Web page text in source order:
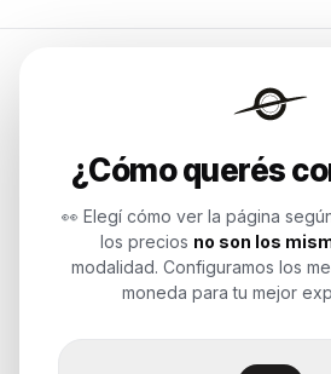
¿Cómo querés
👀 Elegí cómo ver la página
los precios no son los
modalidad. Configuramos los
moneda para tu mejor
Soluciones de
Potenciamos tu
Time to work